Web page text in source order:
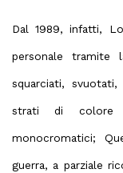
Dal 1989, infatti,
personale tramite
squarciati,
strati di colore
monocromatici;
guerra, a parziale